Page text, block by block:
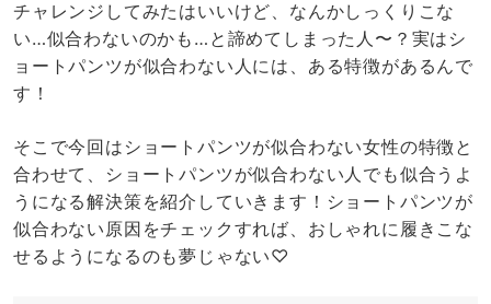
チャレンジしてみたはいいけど、なんかしっくりこな
い…似合わないのかも…と諦めてしまった人〜？実はシ
ョートパンツが似合わない人には、ある特徴があるんで
す！
そこで今回はショートパンツが似合わない女性の特徴と
合わせて、ショートパンツが似合わない人でも似合うよ
うになる解決策を紹介していきます！ショートパンツが
似合わない原因をチェックすれば、おしゃれに履きこな
せるようになるのも夢じゃない♡